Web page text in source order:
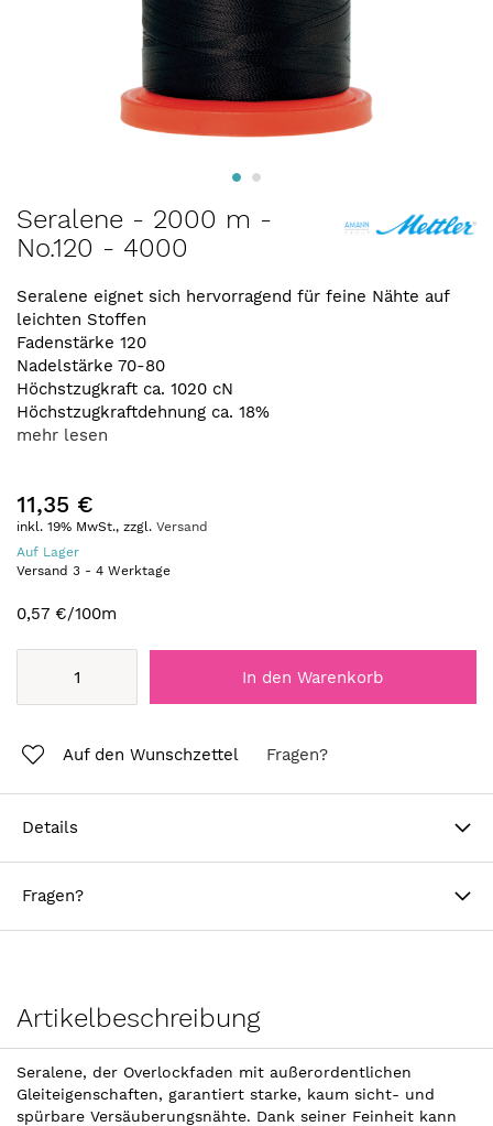
Anfang
der
springen
Seralene - 2000 m -
No.120 - 4000
Seralene eignet sich hervorragend für feine Nähte auf
leichten Stoffen
Fadenstärke 120
Nadelstärke 70-80
Höchstzugkraft ca. 1020 cN
Höchstzugkraftdehnung ca. 18%
mehr lesen
11,35 €
inkl. 19% MwSt., zzgl. Versand
Auf Lager
Versand 3 - 4 Werktage
0,57 €/100m
In den Warenkorb
Auf den Wunschzettel Fragen?
Details
Fragen?
Artikelbeschreibung
Seralene, der Overlockfaden mit außerordentlichen
Gleiteigenschaften, garantiert starke, kaum sicht- und
spürbare Versäuberungsnähte. Dank seiner Feinheit kann